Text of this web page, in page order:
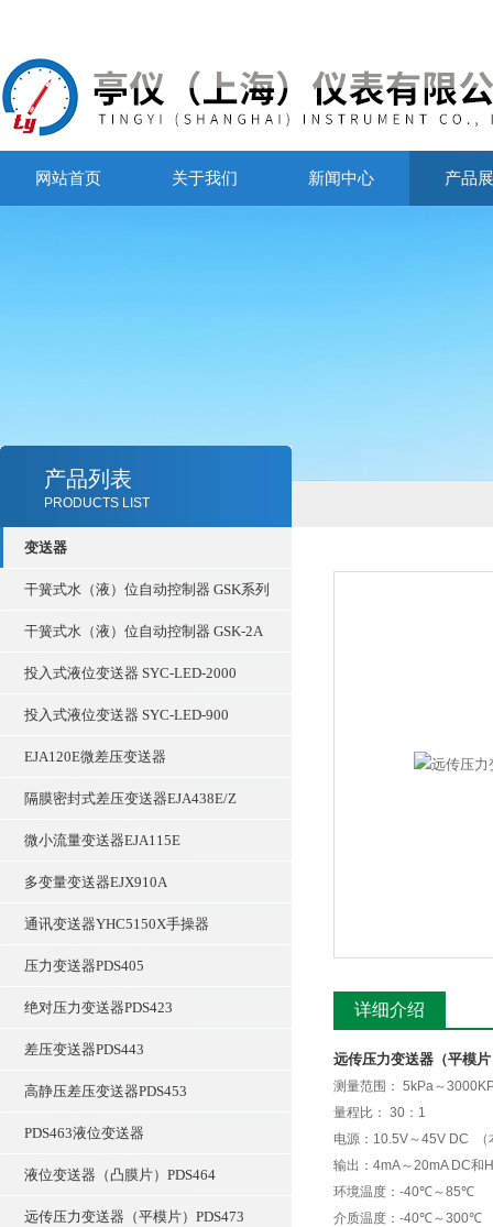
网站首页 关于我们 新闻中心 产品
产品列表
PRODUCTS LIST
变送器
干簧式水（液）位自动控制器 GSK系列
干簧式水（液）位自动控制器 GSK-2A
投入式液位变送器 SYC-LED-2000
投入式液位变送器 SYC-LED-900
EJA120E微差压变送器
隔膜密封式差压变送器EJA438E/Z
微小流量变送器EJA115E
多变量变送器EJX910A
通讯变送器YHC5150X手操器
压力变送器PDS405
绝对压力变送器PDS423
差压变送器PDS443
高静压差压变送器PDS453
PDS463液位变送器
液位变送器（凸膜片）PDS464
远传压力变送器（平模片）PDS473
详细介绍
远传压力变送器（平模
测量范围： 5kPa～
量程比： 30 ： 1
电源： 10.5V～45V DC
输出： 4mA～20mA DC和
环境温度： -40℃～85℃
介质温度： -40℃～300℃